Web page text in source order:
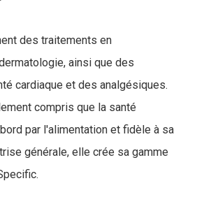
des traitements en
ainsi que des
cardiaque et des analgésiques.
compris que la santé
par l'alimentation et fidèle à sa
générale, elle crée sa gamme